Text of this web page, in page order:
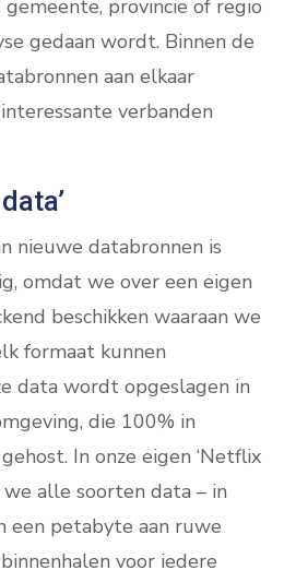
gemeente, provincie of regio
gedaan wordt. Binnen de
aan elkaar
verbanden
nieuwe databronnen is
omdat we over een eigen
beschikken waaraan we
formaat kunnen
data wordt opgeslagen in
die 100% in
In onze eigen ‘Netflix
we alle soorten data – in
een petabyte aan ruwe
voor iedere